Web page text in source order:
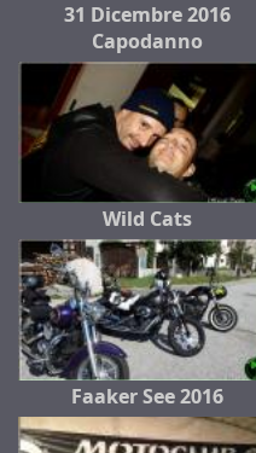
31 Dicembre 2016
Capodanno
Wild Cats
Faaker See 2016